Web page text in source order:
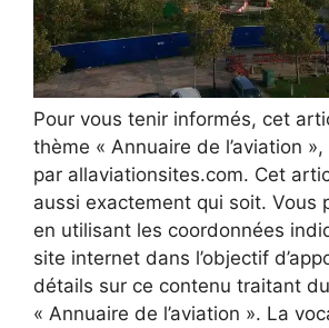
Pour vous tenir informés, cet
thème « Annuaire de l’aviation
par allaviationsites.com. Cet
aussi exactement qui soit. Vous
en utilisant les coordonnées
site internet dans l’objectif
détails sur ce contenu traitant
« Annuaire de l’aviation ». La